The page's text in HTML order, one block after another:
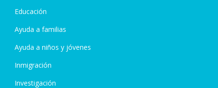
Educación
Ayuda a familias
Ayuda a niños y jóvenes
Inmigración
Investigación